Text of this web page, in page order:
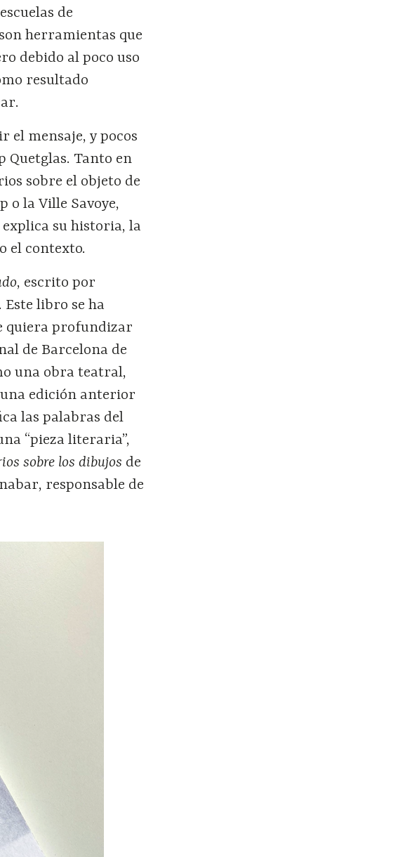
de
herramientas que
debido al poco uso
resultado
mensaje, y pocos
Quetglas. Tanto en
sobre el objeto de
o la Ville Savoye,
explica su historia, la
el contexto.
, escrito por
libro se ha
quiera profundizar
de Barcelona de
una obra teatral,
una edición anterior
las palabras del
“pieza literaria”,
sobre los dibujos de
responsable de